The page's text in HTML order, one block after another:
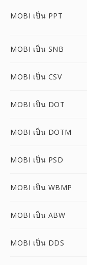
MOBI เป็น PPT
MOBI เป็น SNB
MOBI เป็น CSV
MOBI เป็น DOT
MOBI เป็น DOTM
MOBI เป็น PSD
MOBI เป็น WBMP
MOBI เป็น ABW
MOBI เป็น DDS